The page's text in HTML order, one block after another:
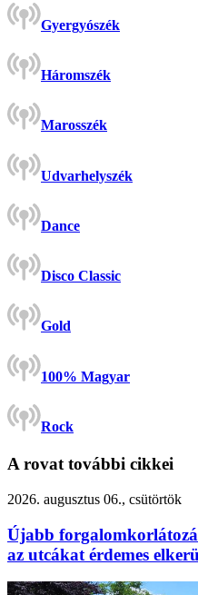
Gyergyószék
Háromszék
Marosszék
Udvarhelyszék
Dance
Disco Classic
Gold
100% Magyar
Rock
A rovat további cikkei
2026. augusztus 06., csütörtök
Újabb
az utcákat érdemes